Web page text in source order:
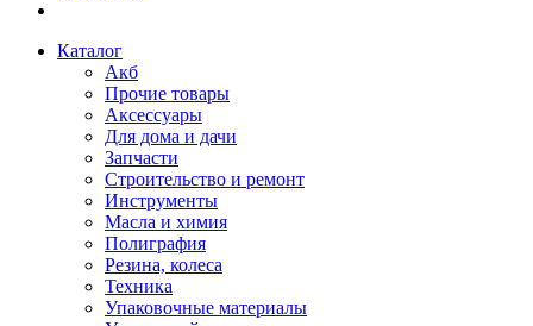
Каталог
Акб
Прочие товары
Аксессуары
Для дома и дачи
Запчасти
Строительство и ремонт
Инструменты
Масла и химия
Полиграфия
Резина, колеса
Техника
Упаковочные материалы